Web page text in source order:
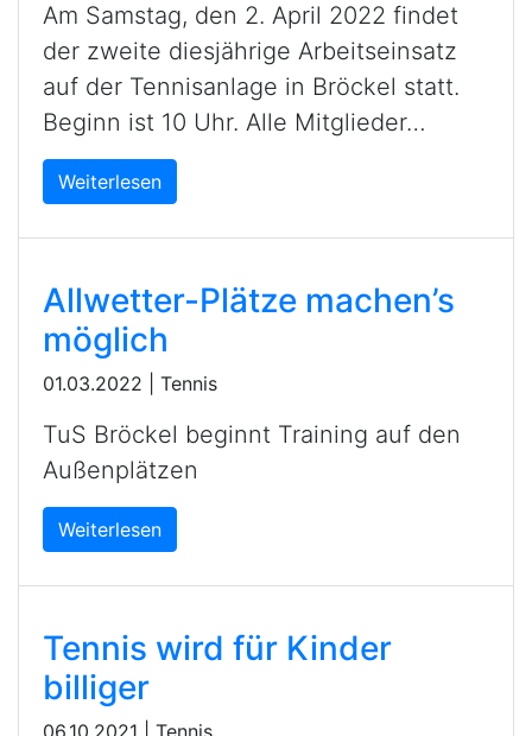
Am Samstag, den 2. April 2022 findet
der zweite diesjährige Arbeitseinsatz
auf der Tennisanlage in Bröckel statt.
Beginn ist 10 Uhr. Alle Mitglieder…
Weiterlesen
Allwetter-Plätze machen’s
möglich
01.03.2022 Tennis
TuS Bröckel beginnt Training auf den
Außenplätzen
Weiterlesen
Tennis wird für Kinder
billiger
06.10.2021 Tennis